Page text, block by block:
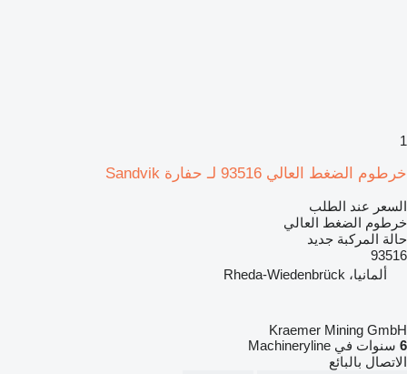
1
خرطوم الضغط العالي 93516 لـ حفارة Sandvik
السعر عند الطلب
خرطوم الضغط العالي
حالة المركبة جديد
93516
ألمانيا، Rheda-Wiedenbrück
Kraemer Mining GmbH
6 سنوات في Machineryline
الاتصال بالبائع